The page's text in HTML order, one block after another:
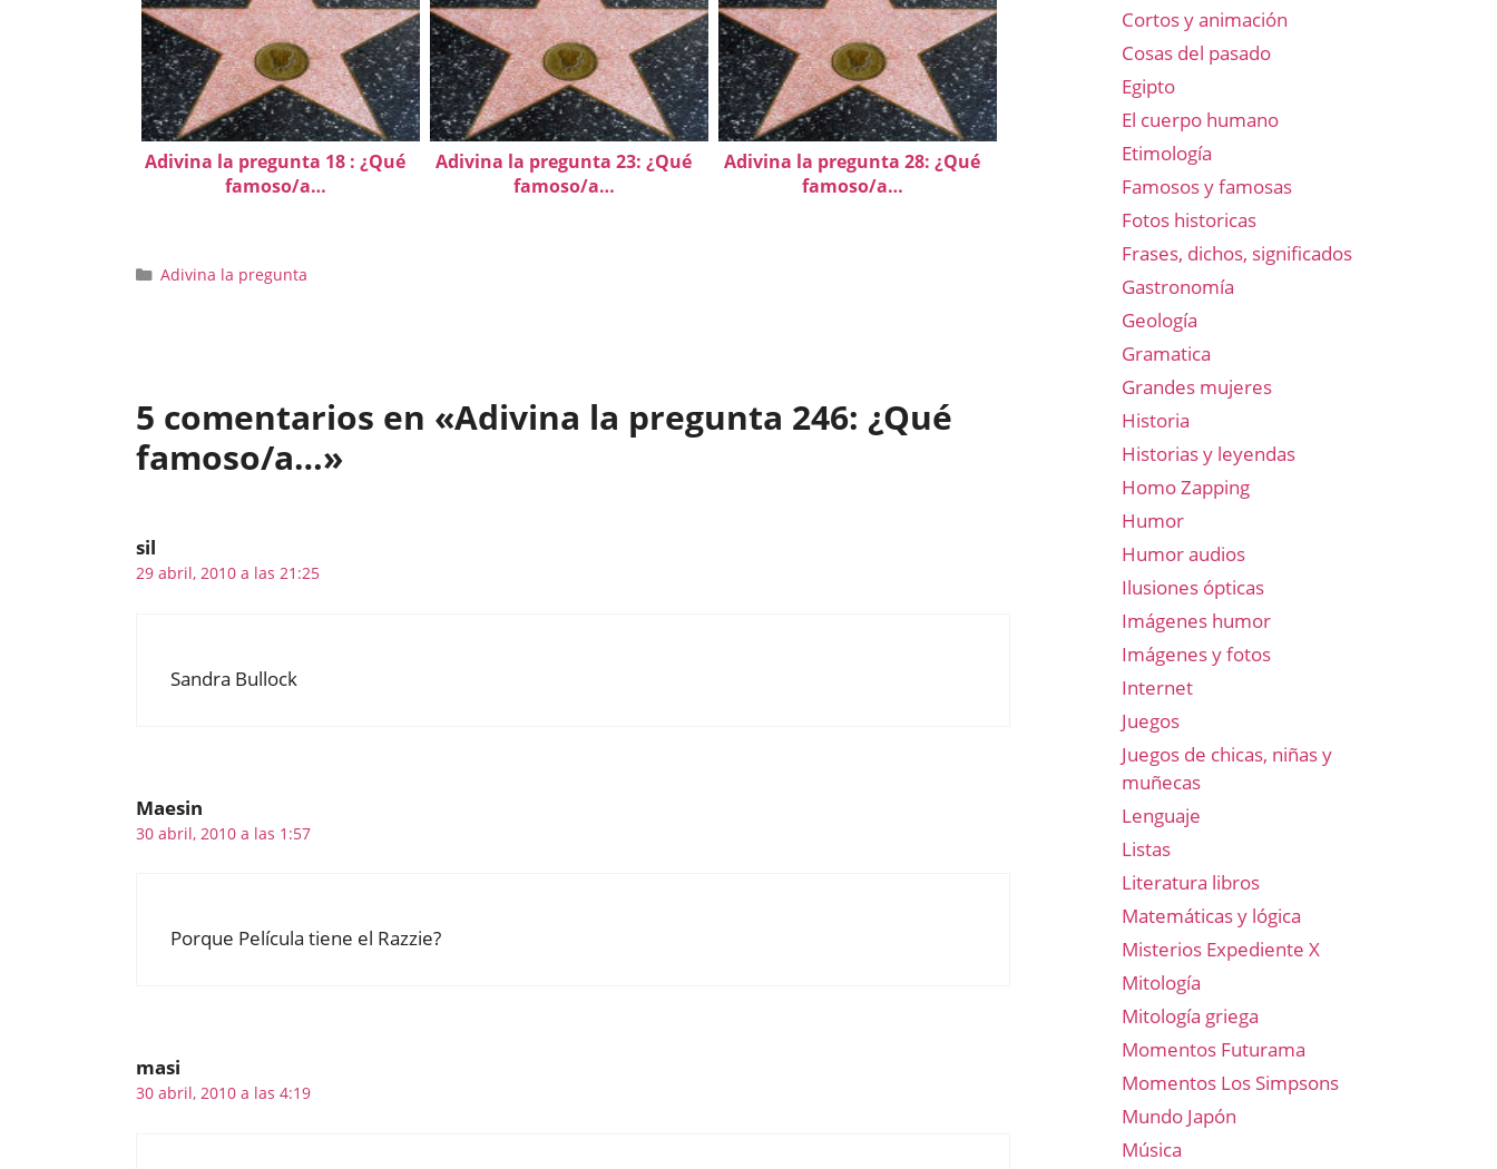
Adivina la pregunta 18 : ¿Qué
famoso/a…
Adivina la pregunta 23: ¿Qué
famoso/a…
Adivina la pregunta 28: ¿Qué
famoso/a…
Categorías
Adivina la pregunta
5 comentarios en «Adivina la pregunta 246: ¿Qué
famoso/a…»
sil
29 abril, 2010 a las 21:25
Sandra Bullock
Maesin
30 abril, 2010 a las 1:57
Porque Película tiene el Razzie?
masi
30 abril, 2010 a las 4:19
Cortos y animación
Cosas del pasado
Egipto
El cuerpo humano
Etimología
Famosos y famosas
Fotos historicas
Frases, dichos, significados
Gastronomía
Geología
Gramatica
Grandes mujeres
Historia
Historias y leyendas
Homo Zapping
Humor
Humor audios
Ilusiones ópticas
Imágenes humor
Imágenes y fotos
Internet
Juegos
Juegos de chicas, niñas y
muñecas
Lenguaje
Listas
Literatura libros
Matemáticas y lógica
Misterios Expediente X
Mitología
Mitología griega
Momentos Futurama
Momentos Los Simpsons
Mundo Japón
Música